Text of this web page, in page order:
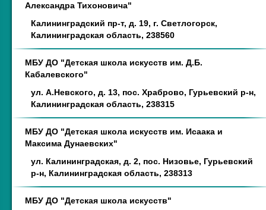
Александра Тихоновича"
Калининградский пр-т, д. 19, г. Светлогорск,
Калининградская область, 238560
МБУ ДО "Детская школа искусств им. Д.Б.
Кабалевского"
ул. А.Невского, д. 13, пос. Храброво, Гурьевский р-н,
Калининградская область, 238315
МБУ ДО "Детская школа искусств им. Исаака и
Максима Дунаевских"
ул. Калининградская, д. 2, пос. Низовье, Гурьевский
р-н, Калининградская область, 238313
МБУ ДО "Детская школа искусств"